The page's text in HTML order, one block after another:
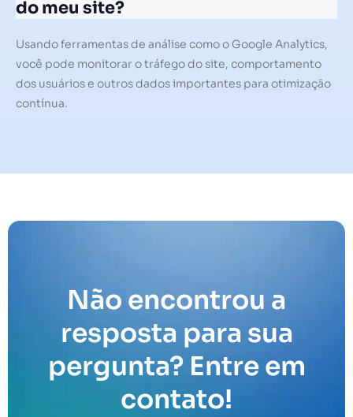
do meu site?
Usando ferramentas de análise como o Google Analytics,
você pode monitorar o tráfego do site, comportamento
dos usuários e outros dados importantes para otimização
contínua.
Não encontrou a
resposta para sua
pergunta? Entre em
contato!